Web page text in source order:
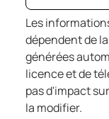
Les
dépendent de
générées
licence et de
pas d'impact
la modifier.